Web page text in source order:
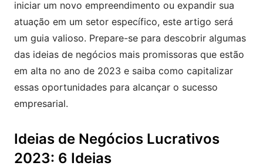
iniciar um novo empreendimento ou expandir sua
atuação em um setor específico, este artigo será
um guia valioso. Prepare-se para descobrir algumas
das ideias de negócios mais promissoras que estão
em alta no ano de 2023 e saiba como capitalizar
essas oportunidades para alcançar o sucesso
empresarial.
Ideias de Negócios Lucrativos
2023: 6 Ideias